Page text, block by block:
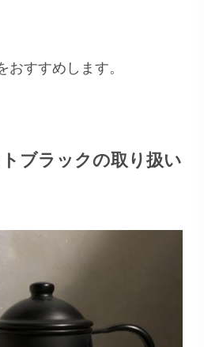
おすすめします。
ブラックの取り扱い